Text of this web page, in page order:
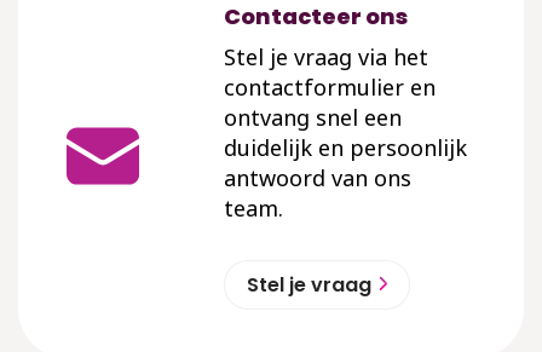
Contacteer ons
Stel je vraag via het
contactformulier en
ontvang snel een
duidelijk en persoonlijk
antwoord van ons
team.
Stel je vraag